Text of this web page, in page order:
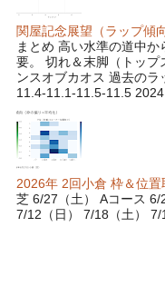
関屋記念展望（ラップ傾
まとめ 高い水準の道中
要。 切れ＆末脚（トッ
ンスオブカオス 過去の
11.4-11.1-11.5-11.5
2026年 2回小倉 枠＆位置
芝 6/27（土） Aコース 6/
7/12（日） 7/18（土） 7/